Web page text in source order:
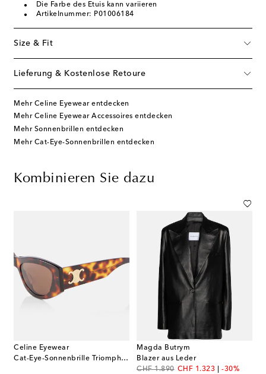
Die Farbe des Etuis kann variieren
Artikelnummer: P01006184
Size & Fit
Lieferung & Kostenlose Retoure
Mehr Celine Eyewear entdecken
Mehr Celine Eyewear Accessoires entdecken
Mehr Sonnenbrillen entdecken
Mehr Cat-Eye-Sonnenbrillen entdecken
Kombinieren Sie dazu
Celine Eyewear
Cat-Eye-Sonnenbrille Triomphe 15
Magda Butrym
Blazer aus Leder
CHF 1.890
original priceCHF 1.323
discount price-30%